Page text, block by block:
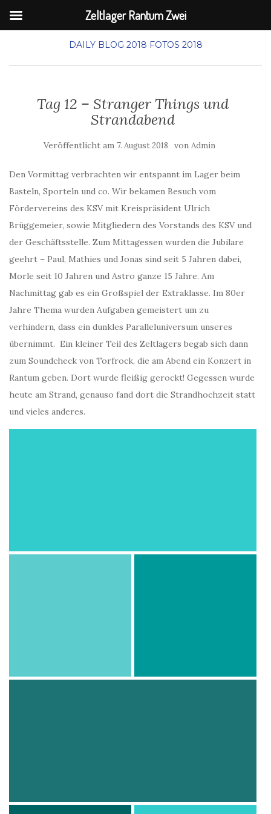
DAILY BLOG 2018 FOTOS 2018
Tag 12 – Stranger Things und
Strandabend
Veröffentlicht am 7. August 2018 von Admin
Den Vormittag verbrachten wir entspannt im Lager beim
Basteln, Sporteln und co. Wir bekamen Besuch vom
Fördervereins des KSV mit Kreispräsident Ulrich
Brüggemeier, sowie Mitgliedern des Vorstands des KSV und
der Geschäftsstelle. Zum Mittagessen wurden die Jubilare
geehrt – Paul, Mathies und Jonas sind seit 5 Jahren dabei,
Morle seit 10 Jahren und Astro ganze 15 Jahre. Am
Nachmittag gab es ein Großspiel der Extraklasse. Im 80er
Jahre Thema wurden Aufgaben gemeistert um zu
verhindern, dass ein dunkles Paralleluniversum unseres
übernimmt. Ein kleiner Teil des Zeltlagers begab sich dann
zum Soundcheck von Torfrock, die am Abend ein Konzert in
Rantum geben. Dort wurde fleißig gerockt! Gegessen wurde
heute am Strand, genauso fand dort die Strandhochzeit statt
und vieles anderes.
Zeltlager Rantum Zwei